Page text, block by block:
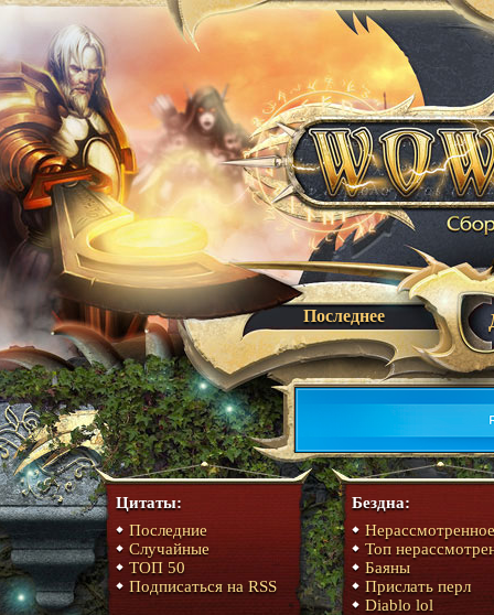
Последнее
Цитаты:
Последние
Случайные
ТОП 50
Подписаться на RSS
Бездна:
Нерассмотренное
Топ
Баяны
Прислать перл
Diablo lol